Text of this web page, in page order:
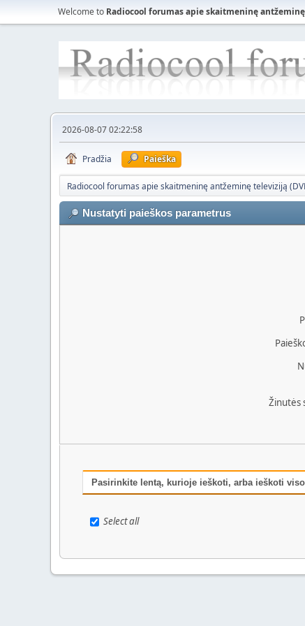
Welcome to Radiocool forumas apie skaitmeninę
2026-08-07 02:22:58
Pradžia Paieška
Radiocool forumas apie skaitmeninę antžeminę televiziją
Nustatyti paieškos parametrus
Žinutės
Pasirinkite lentą, kurioje ieškoti, arba ieškoti
Select all